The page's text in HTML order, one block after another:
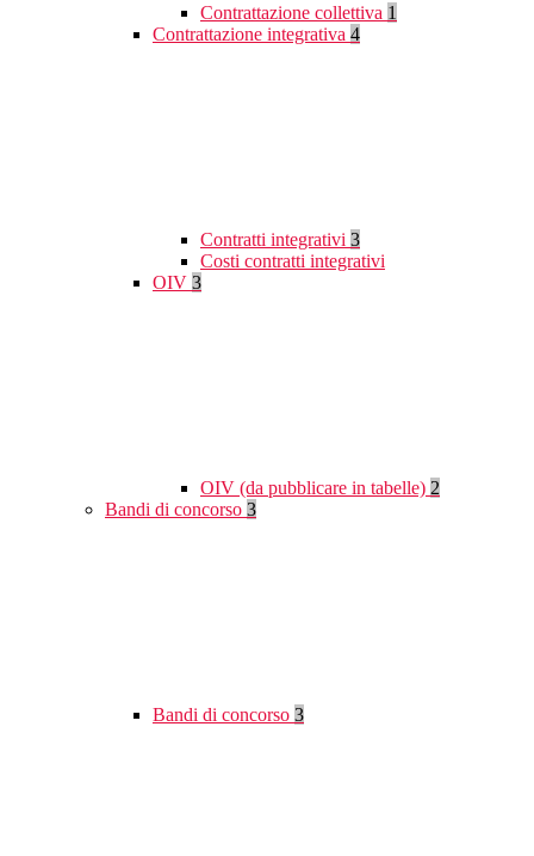
Contrattazione collettiva 1
Contrattazione integrativa 4
Contratti integrativi 3
Costi contratti integrativi
OIV 3
OIV (da pubblicare in tabelle) 2
Bandi di concorso 3
Bandi di concorso 3